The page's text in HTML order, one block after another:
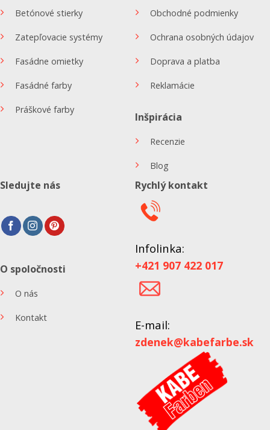
Betónové stierky
Zatepľovacie systémy
Fasádne omietky
Fasádné farby
Práškové farby
Obchodné podmienky
Ochrana osobných údajov
Doprava a platba
Reklamácie
Inšpirácia
Recenzie
Blog
Sledujte nás
O spoločnosti
O nás
Kontakt
Rychlý kontakt
Infolinka:
+421 907 422 017
E-mail:
zdenek@kabefarbe.sk